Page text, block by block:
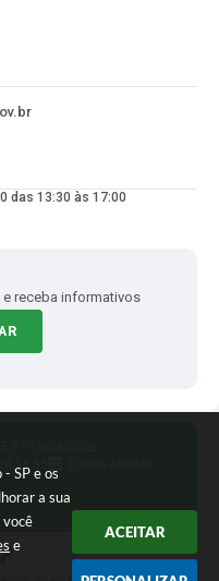
SP e os
a sua
você
e
ACEITAR
das 13:30 às 17:00
e receba informativos
nos